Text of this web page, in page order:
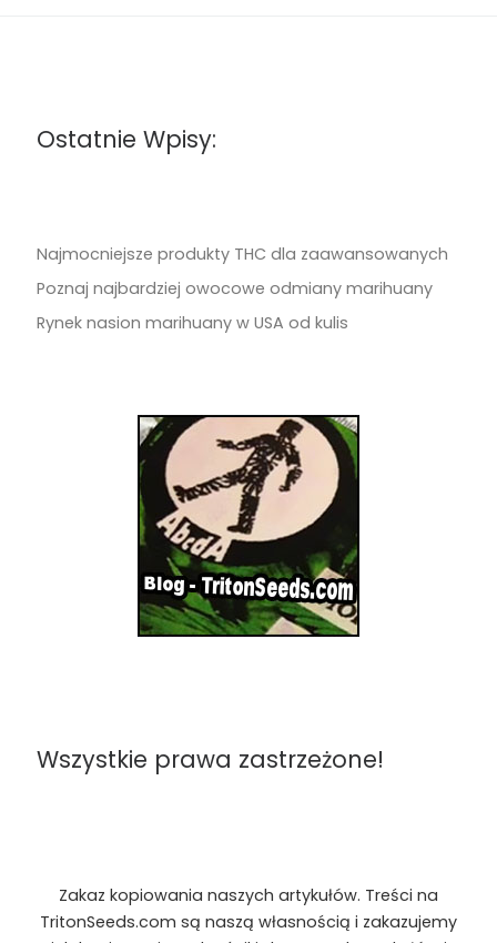
Ostatnie Wpisy:
Najmocniejsze produkty THC dla zaawansowanych
Poznaj najbardziej owocowe odmiany marihuany
Rynek nasion marihuany w USA od kulis
Wszystkie prawa zastrzeżone!
Zakaz kopiowania naszych artykułów. Treści na
TritonSeeds.com są naszą własnością i zakazujemy